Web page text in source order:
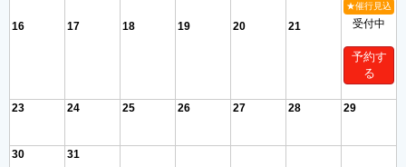
16 17 18 19 20 21
★催行見込
受付中
予約す
る
23 24 25 26 27 28 29
30 31